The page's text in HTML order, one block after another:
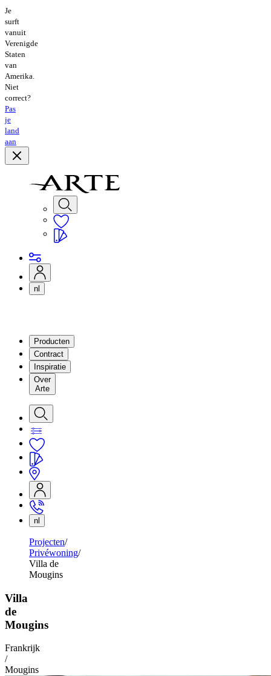
Je
surft
vanuit
Verenigde
Staten
van
Amerika.
Niet
correct?
Pas
je
land
aan
nl
Producten
Contract
Inspiratie
Over
Arte
nl
Projecten
Privéwoning
Villa de
Mougins
Villa
de
Mougins
Frankrijk
/
Mougins